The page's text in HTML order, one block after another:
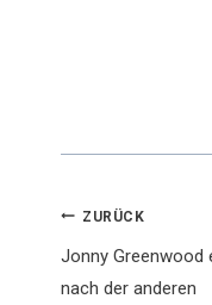
ZURÜCK
Jonny Greenwood
nach der anderen